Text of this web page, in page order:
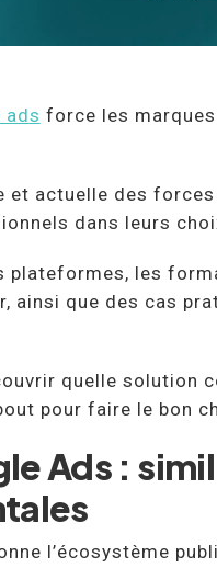
ads force les
et actuelle des
dans leurs
plateformes, les
ainsi que des cas
quelle solution
pour faire le bon
Ads :
l’écosystème